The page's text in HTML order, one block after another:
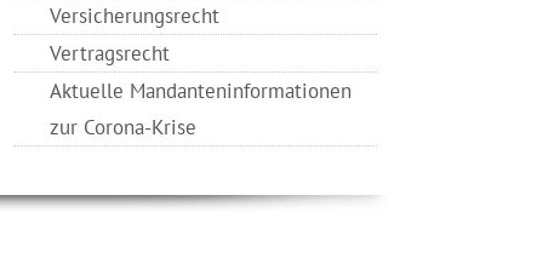
Versicherungsrecht
Vertragsrecht
Aktuelle Mandanteninformationen
zur Corona-Krise